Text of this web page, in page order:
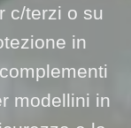
c/terzi o su
in
modellini in